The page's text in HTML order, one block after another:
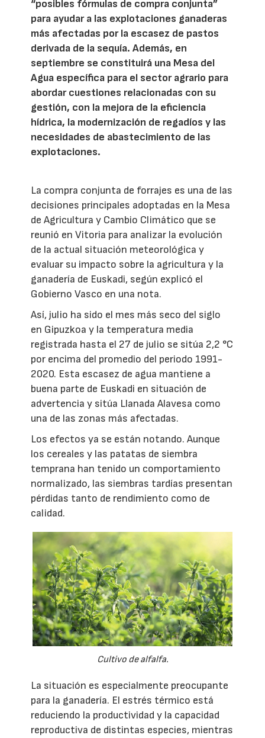
“posibles fórmulas de compra conjunta”
para ayudar a las explotaciones ganaderas
más afectadas por la escasez de pastos
derivada de la sequía. Además, en
septiembre se constituirá una Mesa del
Agua específica para el sector agrario para
abordar cuestiones relacionadas con su
gestión, con la mejora de la eficiencia
hídrica, la modernización de regadíos y las
necesidades de abastecimiento de las
explotaciones.
La compra conjunta de forrajes es una de las
decisiones principales adoptadas en la Mesa
de Agricultura y Cambio Climático que se
reunió en Vitoria para analizar la evolución
de la actual situación meteorológica y
evaluar su impacto sobre la agricultura y la
ganadería de Euskadi, según explicó el
Gobierno Vasco en una nota.
Así, julio ha sido el mes más seco del siglo
en Gipuzkoa y la temperatura media
registrada hasta el 27 de julio se sitúa 2,2 °C
por encima del promedio del periodo 1991-
2020. Esta escasez de agua mantiene a
buena parte de Euskadi en situación de
advertencia y sitúa Llanada Alavesa como
una de las zonas más afectadas.
Los efectos ya se están notando. Aunque
los cereales y las patatas de siembra
temprana han tenido un comportamiento
normalizado, las siembras tardías presentan
pérdidas tanto de rendimiento como de
calidad.
Cultivo de alfalfa.
La situación es especialmente preocupante
para la ganadería. El estrés térmico está
reduciendo la productividad y la capacidad
reproductiva de distintas especies, mientras